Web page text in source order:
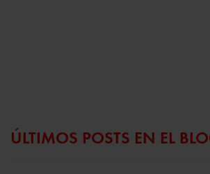
ÚLTIMOS POSTS EN EL